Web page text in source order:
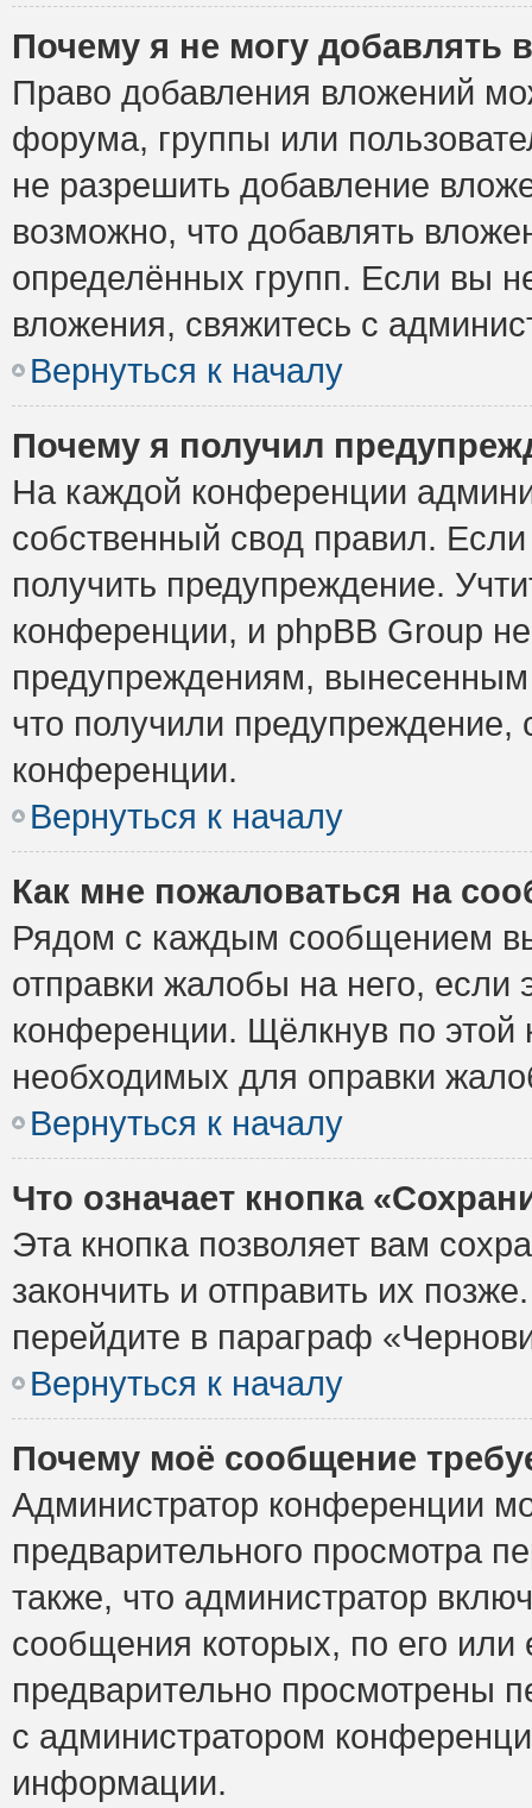
Почему я не могу добавлять
Право добавления вложений
форума, группы или
не разрешить добавление
возможно, что добавлять
определённых групп. Если вы
вложения, свяжитесь с
Вернуться к началу
Почему я получил
На каждой конференции
собственный свод правил.
получить предупреждение.
конференции, и phpBB Group
предупреждениям,
что получили предупреждение,
конференции.
Вернуться к началу
Как мне пожаловаться на
Рядом с каждым сообщением
отправки жалобы на него,
конференции. Щёлкнув по этой
необходимых для оправки
Вернуться к началу
Что означает кнопка
Эта кнопка позволяет вам
закончить и отправить их
перейдите в параграф
Вернуться к началу
Почему моё сообщение
Администратор конференции
предварительного просмотра
также, что администратор
сообщения которых, по его
предварительно просмотрены
с администратором
информации.